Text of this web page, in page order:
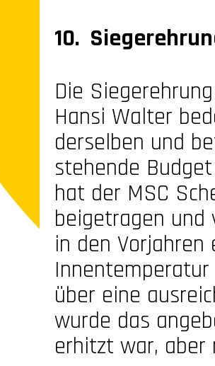
10.
Die
Hansi Walter
derselben und
stehende
hat der MSC
beigetragen und
in den Vorjahren
über eine
wurde das
erhitzt war,